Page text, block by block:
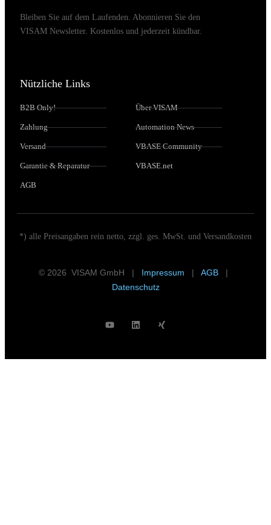
Bleiben Sie auf dem Laufenden. Abonnieren Sie den
VISAM Newsletter. Kostenlos und jederzeit kündbar.
Nützliche Links
B2B Only!
Zahlung
Versand
Garantie & Reparatur
AGB
Über VISAM
Automation News
VBASE Community
VBASE.net
*) alle Preisangaben rein netto, zzgl. ges. MwSt. und Versandkosten
© 2026 VISAM GmbH | Impressum | AGB|
Datenschutz